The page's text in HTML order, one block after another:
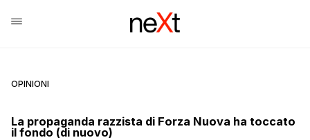
OPINIONI
La propaganda razzista di Forza Nuova ha toccato
il fondo (di nuovo)